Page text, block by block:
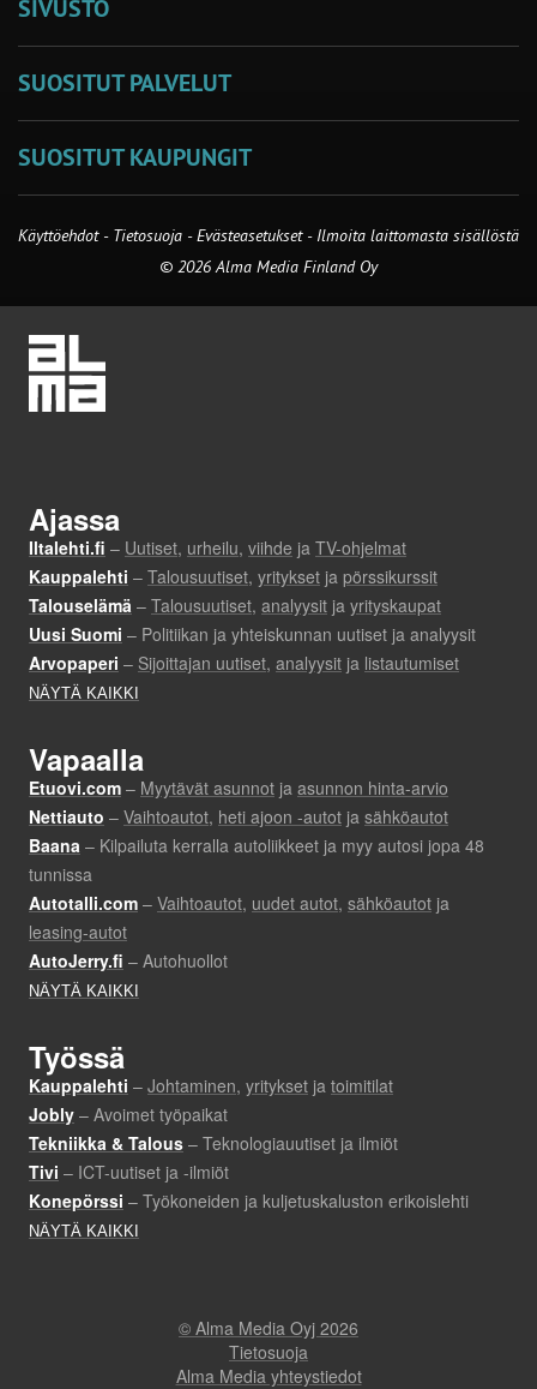
SIVUSTO
SUOSITUT PALVELUT
SUOSITUT KAUPUNGIT
Käyttöehdot - Tietosuoja -Evästeasetukset- Ilmoita laittomasta sisällöstä
© 2026 Alma Media Finland Oy